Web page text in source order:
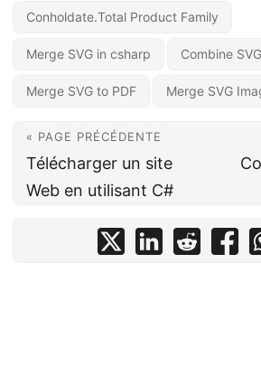
Conholdate.Total Product Family
Merge SVG in csharp Combine
Merge SVG to PDF Merge SVG
« PAGE PRÉCÉDENTE
Télécharger un site
Web en utilisant C#